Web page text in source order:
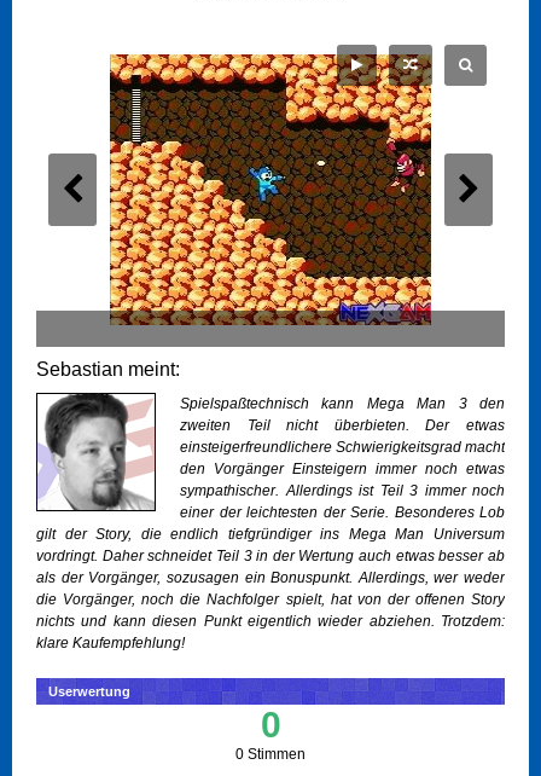
Sebastian meint:
Spielspaßtechnisch kann Mega Man 3 den
zweiten Teil nicht überbieten. Der etwas
einsteigerfreundlichere Schwierigkeitsgrad macht
den Vorgänger Einsteigern immer noch etwas
sympathischer. Allerdings ist Teil 3 immer noch
einer der leichtesten der Serie. Besonderes Lob
gilt der Story, die endlich tiefgründiger ins Mega Man Universum
vordringt. Daher schneidet Teil 3 in der Wertung auch etwas besser ab
als der Vorgänger, sozusagen ein Bonuspunkt. Allerdings, wer weder
die Vorgänger, noch die Nachfolger spielt, hat von der offenen Story
nichts und kann diesen Punkt eigentlich wieder abziehen. Trotzdem:
klare Kaufempfehlung!
Userwertung
0
0 Stimmen